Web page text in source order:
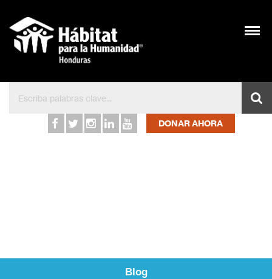
Inicio – Hábitat para la
DONAR AHORA
Blog